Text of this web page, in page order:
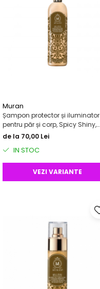
Muran
Șampon protector și iluminator
pentru păr și corp, Spicy Shiny,
MURAN, 200 ml
de la 70,00 Lei
IN STOC
VEZI VARIANTE